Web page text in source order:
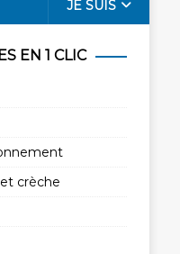
JE SUIS
EN 1 CLIC
crèche